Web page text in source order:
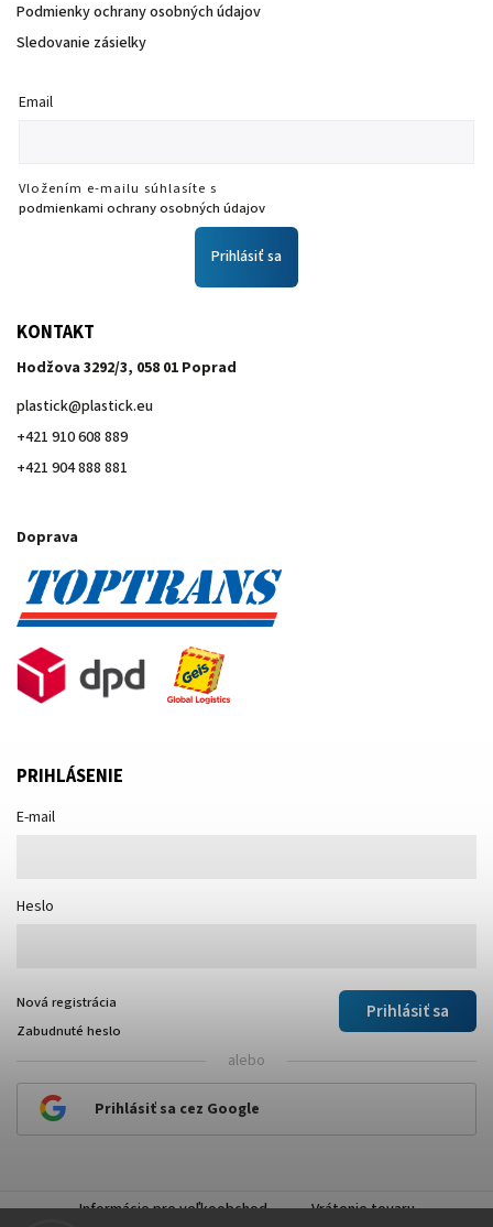
Podmienky ochrany osobných údajov
Sledovanie zásielky
Email
Vložením e-mailu súhlasíte s
podmienkami ochrany osobných údajov
Prihlásiť sa
KONTAKT
Hodžova 3292/3, 058 01 Poprad
plastick@plastick.eu
+421 910 608 889
+421 904 888 881
Doprava
PRIHLÁSENIE
E-mail
Heslo
Prihlásiť sa
Nová registrácia
Zabudnuté heslo
alebo
Prihlásiť sa cez Google
Informácie pre veľkoobchod Vrátenie tovaru